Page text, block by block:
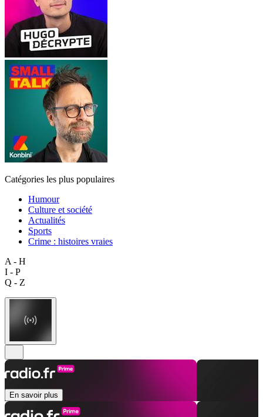
Catégories les plus populaires
Humour
Culture et société
Actualités
Sports
Crime : histoires vraies
A - H
I - P
Q - Z
En savoir plus